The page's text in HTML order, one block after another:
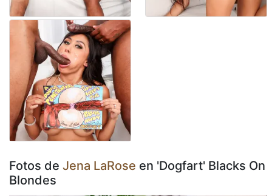
Fotos de Jena LaRose en 'Dogfart' Blacks On
Blondes